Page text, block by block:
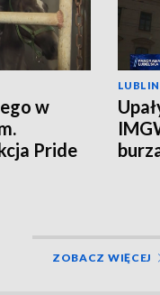
w
Pride
LUBLIN
ZOBACZ WIĘCEJ